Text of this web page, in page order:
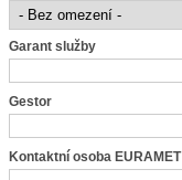
Garant služby
Gestor
Kontaktní osoba EURAMET